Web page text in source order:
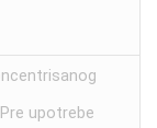
upotrebe